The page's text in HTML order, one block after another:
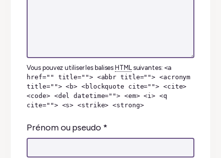
Vous pouvez utiliser les balises HTMLsuivantes: <a
href="" title=""> <abbr title=""> <acronym
title=""> <b> <blockquote cite=""> <cite>
<code> <del datetime=""> <em> <i> <q
cite=""> <s> <strike> <strong>
Prénom ou pseudo *